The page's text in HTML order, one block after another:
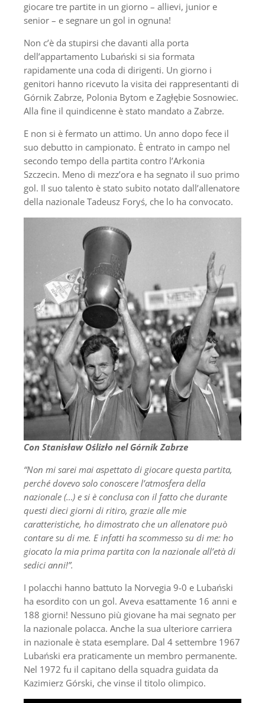
giocare tre partite in un giorno – allievi, junior e
senior – e segnare un gol in ognuna!
Non c’è da stupirsi che davanti alla porta
dell’appartamento Lubański si sia formata
rapidamente una coda di dirigenti. Un giorno i
genitori hanno ricevuto la visita dei rappresentanti di
Górnik Zabrze, Polonia Bytom e Zagłębie Sosnowiec.
Alla fine il quindicenne è stato mandato a Zabrze.
E non si è fermato un attimo. Un anno dopo fece il
suo debutto in campionato. È entrato in campo nel
secondo tempo della partita contro l’Arkonia
Szczecin. Meno di mezz’ora e ha segnato il suo primo
gol. Il suo talento è stato subito notato dall’allenatore
della nazionale Tadeusz Foryś, che lo ha convocato.
Con Stanisław Oślizło nel Górnik Zabrze
“Non mi sarei mai aspettato di giocare questa partita,
perché dovevo solo conoscere l’atmosfera della
nazionale (…) e si è conclusa con il fatto che durante
questi dieci giorni di ritiro, grazie alle mie
caratteristiche, ho dimostrato che un allenatore può
contare su di me. E infatti ha scommesso su di me: ho
giocato la mia prima partita con la nazionale all’età di
sedici anni!”.
I polacchi hanno battuto la Norvegia 9-0 e Lubański
ha esordito con un gol. Aveva esattamente 16 anni e
188 giorni! Nessuno più giovane ha mai segnato per
la nazionale polacca. Anche la sua ulteriore carriera
in nazionale è stata esemplare. Dal 4 settembre 1967
Lubański era praticamente un membro permanente.
Nel 1972 fu il capitano della squadra guidata da
Kazimierz Górski, che vinse il titolo olimpico.